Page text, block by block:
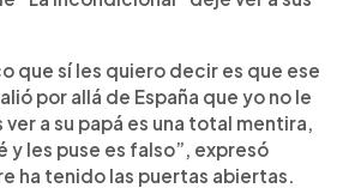
que sí les quiero decir es que ese
por allá de España que yo no le
ver a su papá es una total mentira,
y les puse es falso”, expresó
ha tenido las puertas abiertas.